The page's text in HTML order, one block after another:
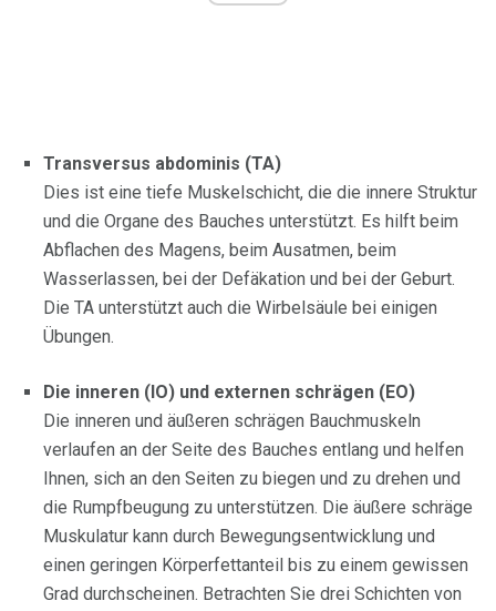
Transversus abdominis (TA)
Dies ist eine tiefe Muskelschicht, die die innere Struktur
und die Organe des Bauches unterstützt. Es hilft beim
Abflachen des Magens, beim Ausatmen, beim
Wasserlassen, bei der Defäkation und bei der Geburt.
Die TA unterstützt auch die Wirbelsäule bei einigen
Übungen.
Die inneren (IO) und externen schrägen (EO)
Die inneren und äußeren schrägen Bauchmuskeln
verlaufen an der Seite des Bauches entlang und helfen
Ihnen, sich an den Seiten zu biegen und zu drehen und
die Rumpfbeugung zu unterstützen. Die äußere schräge
Muskulatur kann durch Bewegungsentwicklung und
einen geringen Körperfettanteil bis zu einem gewissen
Grad durchscheinen. Betrachten Sie drei Schichten von